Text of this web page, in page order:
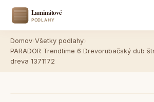
Domov Všetky podlahy
PARADOR Trendtime 6 Drevorubačský dub
dreva 1371172